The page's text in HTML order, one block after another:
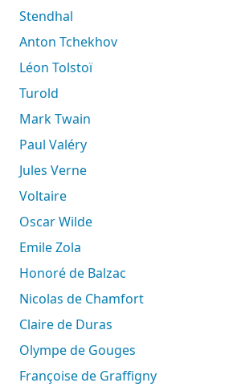
Stendhal
Anton Tchekhov
Léon Tolstoï
Turold
Mark Twain
Paul Valéry
Jules Verne
Voltaire
Oscar Wilde
Emile Zola
Honoré de Balzac
Nicolas de Chamfort
Claire de Duras
Olympe de Gouges
Françoise de Graffigny